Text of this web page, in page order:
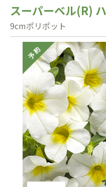
スーパーベル(R)
9cmポリポット